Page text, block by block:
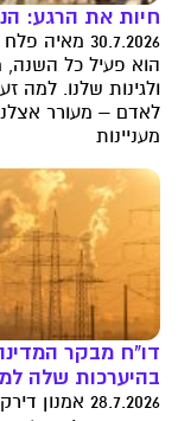
חיות את הרגע:
30.7.2026 מאיה פלח
הוא פעיל כל השנה,
ולגינות שלנו. למה
לאדם – מעורר
מעניינות
דו"ח מבקר
בהיערכות שלה
28.7.2026 אמנון דירקטור